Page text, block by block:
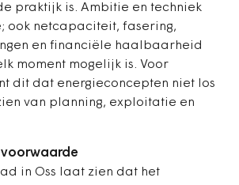
praktijk is. Ambitie en techniek
ook netcapaciteit, fasering,
en financiële haalbaarheid
moment mogelijk is. Voor
dit dat energieconcepten niet los
van planning, exploitatie en
voorwaarde
in Oss laat zien dat het